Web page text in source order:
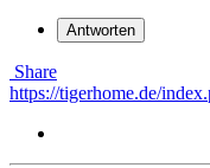
Antworten
Share
https://tigerhome.de/